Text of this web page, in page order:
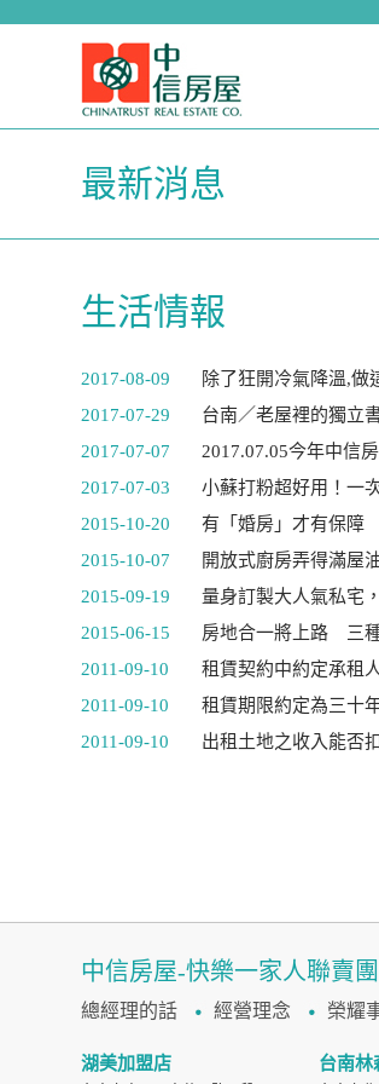
最新消息
生活情報
2017-08-09
除了狂開冷氣降溫,做
2017-07-29
台南／老屋裡的獨立
2017-07-07
2017.07.05今年中信
2017-07-03
小蘇打粉超好用！一
2015-10-20
有「婚房」才有保障
2015-10-07
開放式廚房弄得滿屋
2015-09-19
量身訂製大人氣私宅
2015-06-15
房地合一將上路 三種
2011-09-10
租賃契約中約定承租
2011-09-10
租賃期限約定為三十
2011-09-10
出租土地之收入能否
中信房屋-快樂一家人聯賣
總經理的話 經營理念 榮耀
湖美加盟店 台南林